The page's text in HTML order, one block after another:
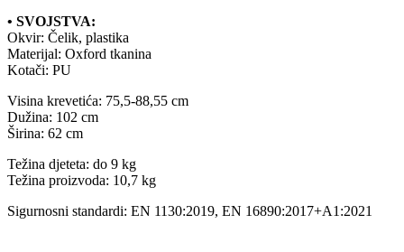
• SVOJSTVA:
Okvir: Čelik, plastika
Materijal: Oxford tkanina
Kotači: PU
Visina krevetića: 75,5-88,55 cm
Dužina: 102 cm
Širina: 62 cm
Težina djeteta: do 9 kg
Težina proizvoda: 10,7 kg
Sigurnosni standardi: EN 1130:2019, EN 16890:2017+A1:2021